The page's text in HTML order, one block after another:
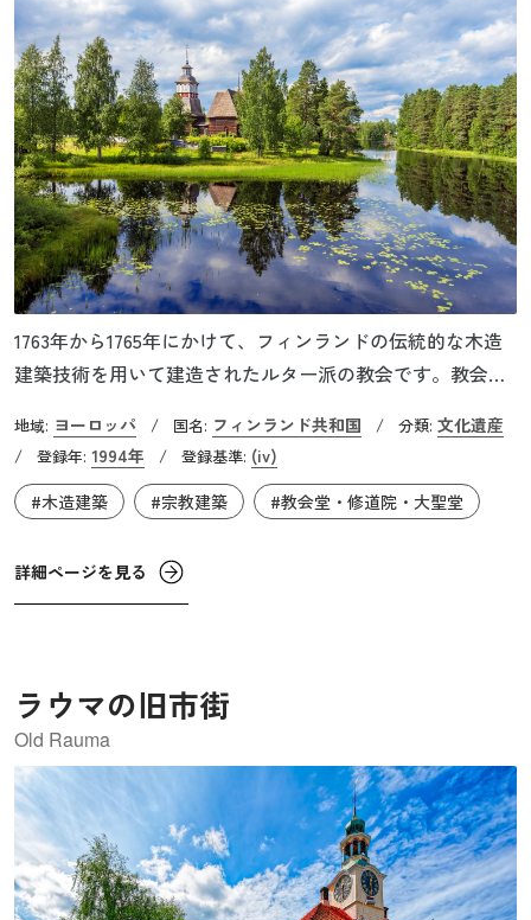
周辺海域からなるクヴァルケン群島が加わり登録地域が拡
大されました。
1763年から1765年にかけて、フィンランドの伝統的な木造
建築技術を用いて建造されたルター派の教会です。教会の
揮の下に行われ、鐘楼と渡り廊下は彼の孫であるエルッ
キ・レッパネンによって1821年に増築されました。この教
会は針葉樹林地帯に住む地元の農民が用いてきた伝統的な
はギリシャ十字型の身廊を持ち、丸太を横に組んだ日本の
校倉造に似たような外壁と板をうろこ状に並べた寄棟造が
った各建築様式の影響を受けつつ、フィンランド特有の木
造技術の伝統が融合しています。
地域: ヨーロッパ / 国名: フィンランド共和国 / 分類: 文化遺産
/ 登録年: 1994年 / 登録基準: (iv)
#木造建築
#宗教建築 #教会堂・修道院・大聖堂
詳細ページを見る
ラウマの旧市街
Old Rauma